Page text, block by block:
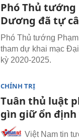
Phó Thủ tướng
Dương đã tự
Phó Thủ tướng
tham dự khai mạc
kỳ 2020-2025.
CHÍNH TRỊ
Tuân thủ luật
gìn giữ ổn định
Việt Nam tin